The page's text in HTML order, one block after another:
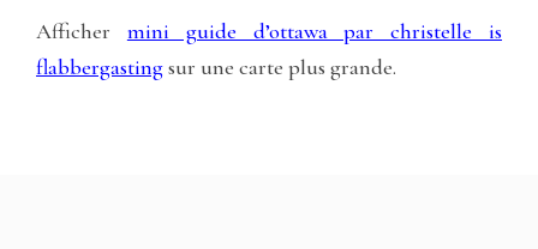
Afficher mini guide d’ottawa par christelle is
flabbergastingsur une carte plus grande.